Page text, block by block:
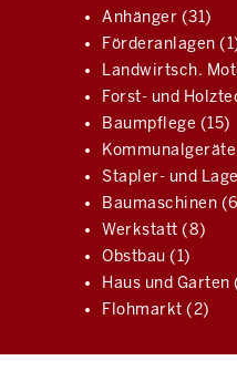
Anhänger (31)
Förderanlagen
Landwirtsch.
Forst- und
Baumpflege (15)
Kommunalgeräte
Stapler- und
Baumaschinen
Werkstatt (8)
Obstbau (1)
Haus und Garten
Flohmarkt (2)